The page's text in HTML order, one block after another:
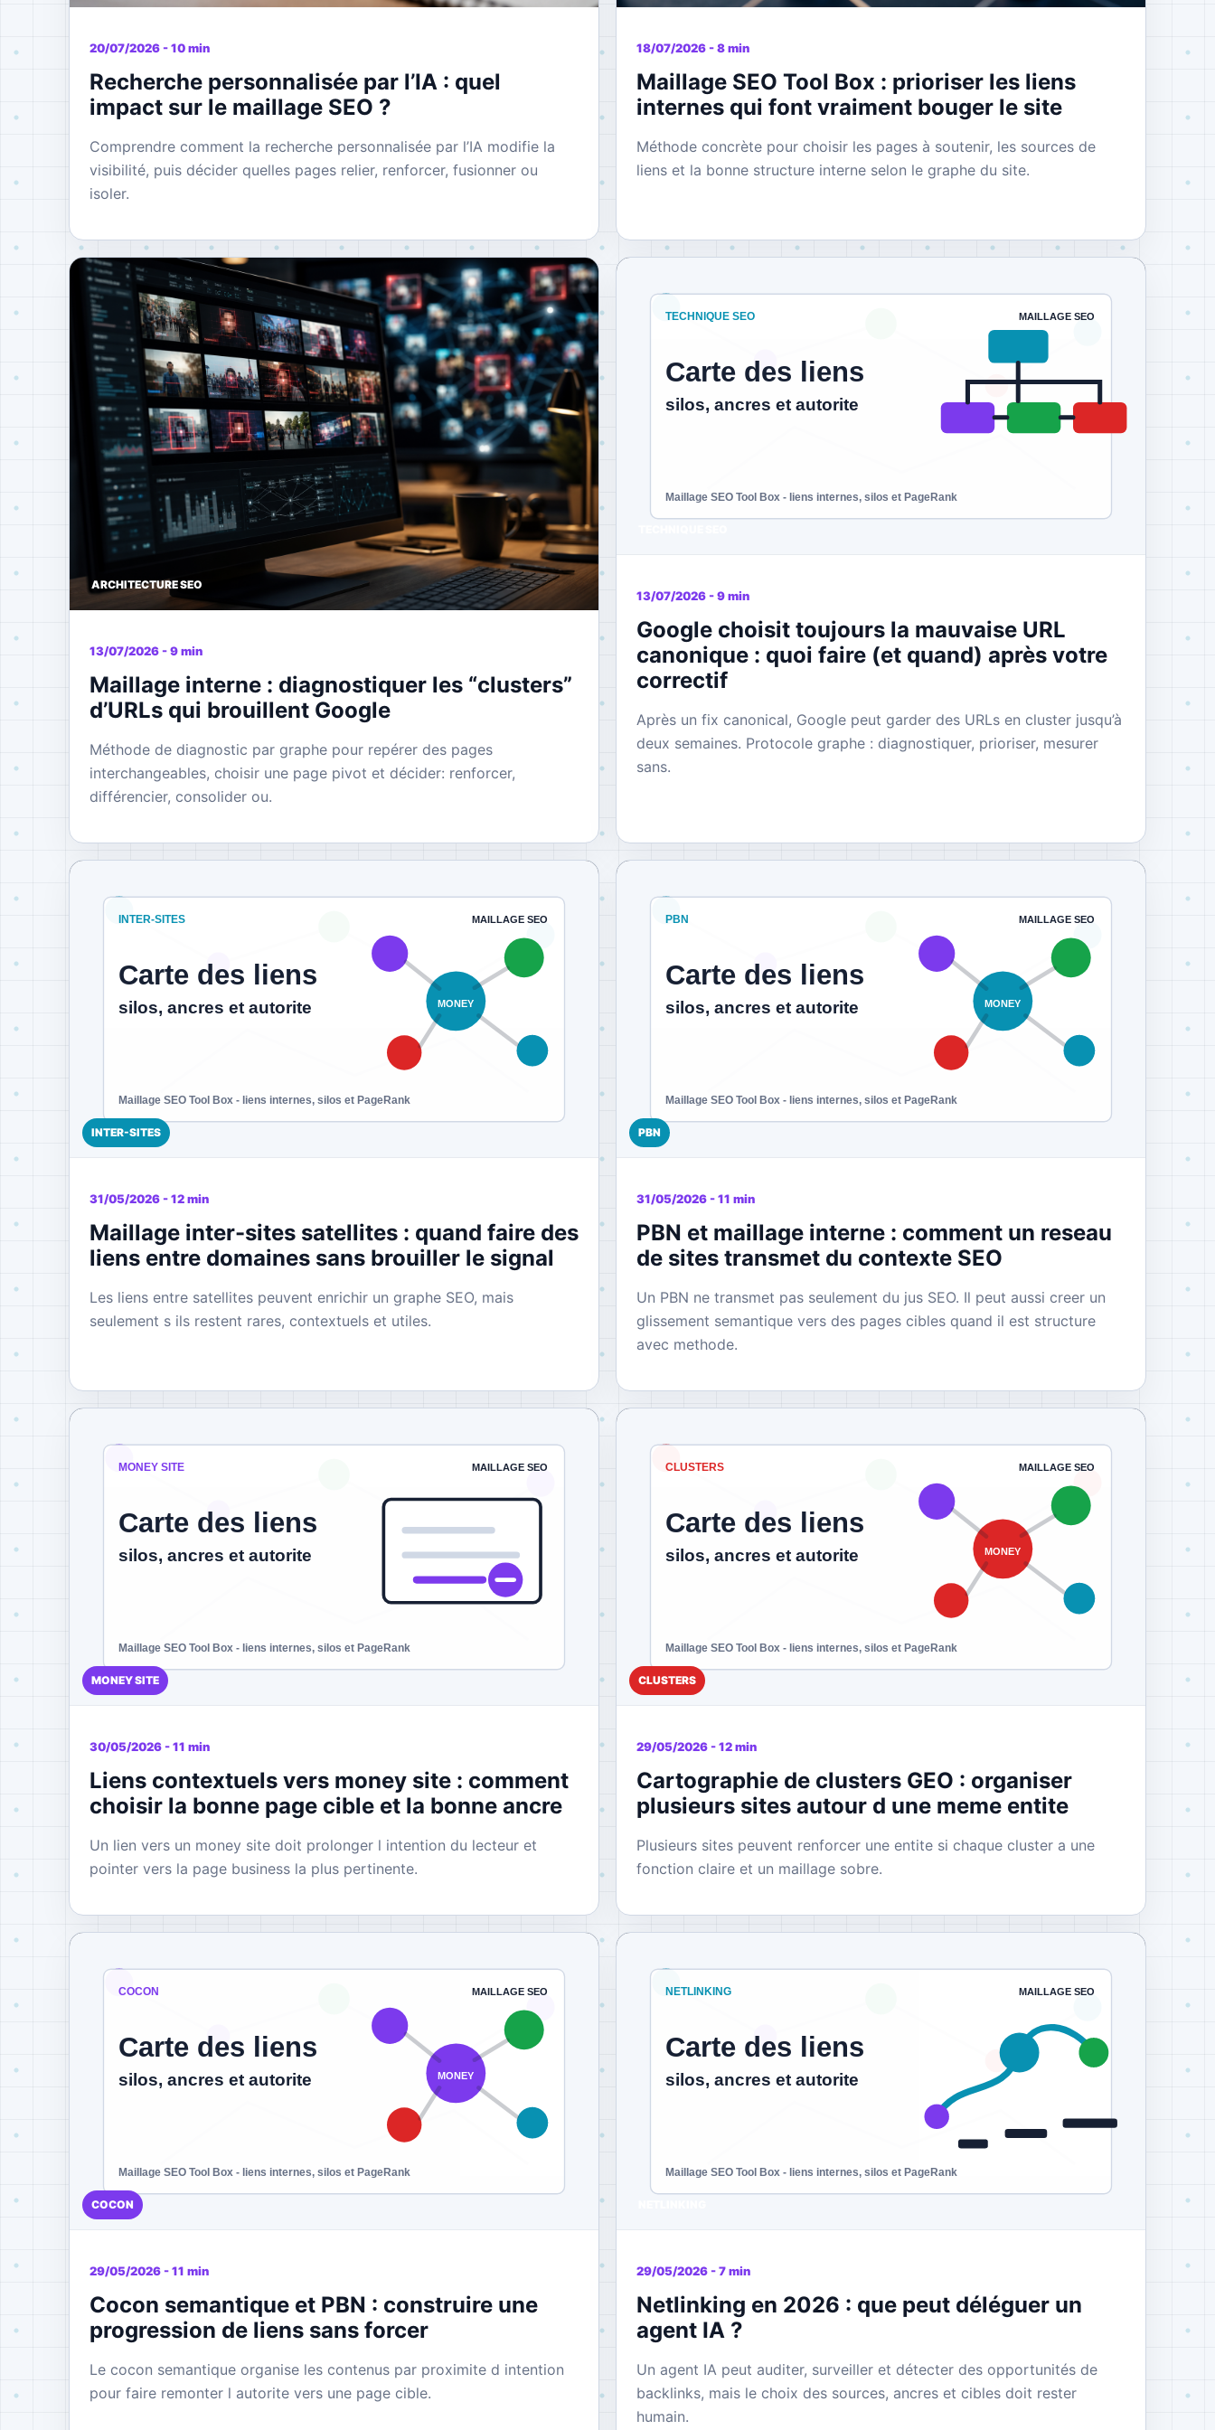
20/07/2026 - 10 min
Recherche personnalisée par l’IA : quel
impact sur le maillage SEO ?
Comprendre comment la recherche personnalisée par l’IA modifie la
visibilité, puis décider quelles pages relier, renforcer, fusionner ou
isoler.
18/07/2026 - 8 min
Maillage SEO Tool Box : prioriser les liens
internes qui font vraiment bouger le site
Méthode concrète pour choisir les pages à soutenir, les sources de
liens et la bonne structure interne selon le graphe du site.
ARCHITECTURE SEO
13/07/2026 - 9 min
Maillage interne : diagnostiquer les “clusters”
d’URLs qui brouillent Google
Méthode de diagnostic par graphe pour repérer des pages
interchangeables, choisir une page pivot et décider: renforcer,
différencier, consolider ou.
13/07/2026 - 9 min
Google choisit toujours la mauvaise URL
canonique : quoi faire (et quand) après votre
correctif
Après un fix canonical, Google peut garder des URLs en cluster jusqu’à
deux semaines. Protocole graphe : diagnostiquer, prioriser, mesurer
sans.
INTER-SITES
31/05/2026 - 12 min
Maillage inter-sites satellites : quand faire des
liens entre domaines sans brouiller le signal
Les liens entre satellites peuvent enrichir un graphe SEO, mais
seulement s ils restent rares, contextuels et utiles.
PBN
31/05/2026 - 11 min
PBN et maillage interne : comment un reseau
de sites transmet du contexte SEO
Un PBN ne transmet pas seulement du jus SEO. Il peut aussi creer un
glissement semantique vers des pages cibles quand il est structure
avec methode.
MONEY SITE
30/05/2026 - 11 min
Liens contextuels vers money site : comment
choisir la bonne page cible et la bonne ancre
Un lien vers un money site doit prolonger l intention du lecteur et
pointer vers la page business la plus pertinente.
CLUSTERS
29/05/2026 - 12 min
Cartographie de clusters GEO : organiser
plusieurs sites autour d une meme entite
Plusieurs sites peuvent renforcer une entite si chaque cluster a une
fonction claire et un maillage sobre.
COCON
29/05/2026 - 11 min
Cocon semantique et PBN : construire une
progression de liens sans forcer
Le cocon semantique organise les contenus par proximite d intention
pour faire remonter l autorite vers une page cible.
29/05/2026 - 7 min
Netlinking en 2026 : que peut déléguer un
agent IA ?
Un agent IA peut auditer, surveiller et détecter des opportunités de
backlinks, mais le choix des sources, ancres et cibles doit rester
humain.